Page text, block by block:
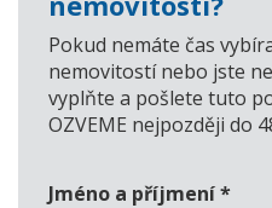
Pokud nemáte čas
nemovitostí nebo jste
vyplňte a pošlete tuto
OZVEME nejpozději do
Jméno a příjmení*